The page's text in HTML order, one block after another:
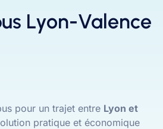
Lyon-Valence
pour un trajet entre Lyon et
pratique et économique